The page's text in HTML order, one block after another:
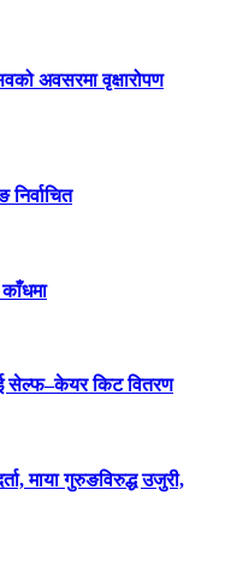
अवसरमा वृक्षारोपण
सेल्फ–केयर किट वितरण
माया गुरुङविरुद्ध उजुरी,